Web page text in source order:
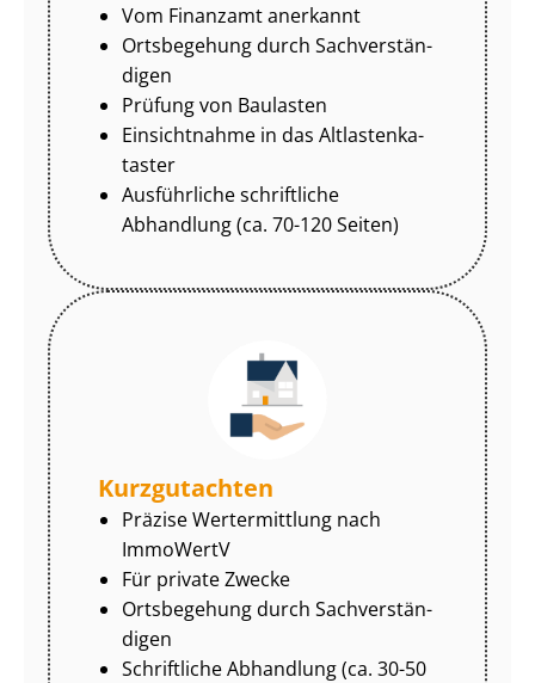
Vom Finanzamt anerkannt
Ortsbegehung durch Sach­ver­stän­
di­gen
Prüfung von Baulasten
Einsichtnahme in das Alt­las­ten­ka­
tas­ter
Ausführliche schriftliche
Abhandlung (ca. 70-120 Seiten)
Kurzgutachten
Präzise Wertermittlung nach
ImmoWertV
Für private Zwecke
Ortsbegehung durch Sach­ver­stän­
di­gen
Schriftliche Abhandlung (ca. 30-50